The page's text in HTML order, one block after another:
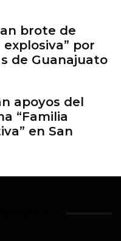
brote de
explosiva” por
de Guanajuato
apoyos del
“Familia
en San